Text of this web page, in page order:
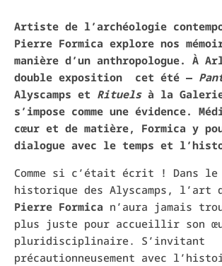
Artiste de l’archéologie
Pierre Formica explore nos
manière d’un anthropologue. À
double exposition cet été —
Alyscamps et Rituelsà la Galerie
s’impose comme une évidence.
cœur et de matière, Formica y
dialogue avec le temps et
Comme si c’était écrit ! Dans
historique des Alyscamps, l’art
Pierre Formica n’aura jamais
plus juste pour accueillir son
pluridisciplinaire. S’invitant
précautionneusement avec